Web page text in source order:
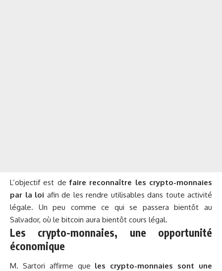
L’objectif est defaire reconnaître les crypto-monnaies
par la loi afin de les rendre utilisables dans toute activité
légale. Un peu comme ce qui se passera bientôt au
Salvador, où le bitcoin aura bientôt cours légal.
Les crypto-monnaies, une opportunité
économique
M. Sartori affirme que les crypto-monnaies sont une